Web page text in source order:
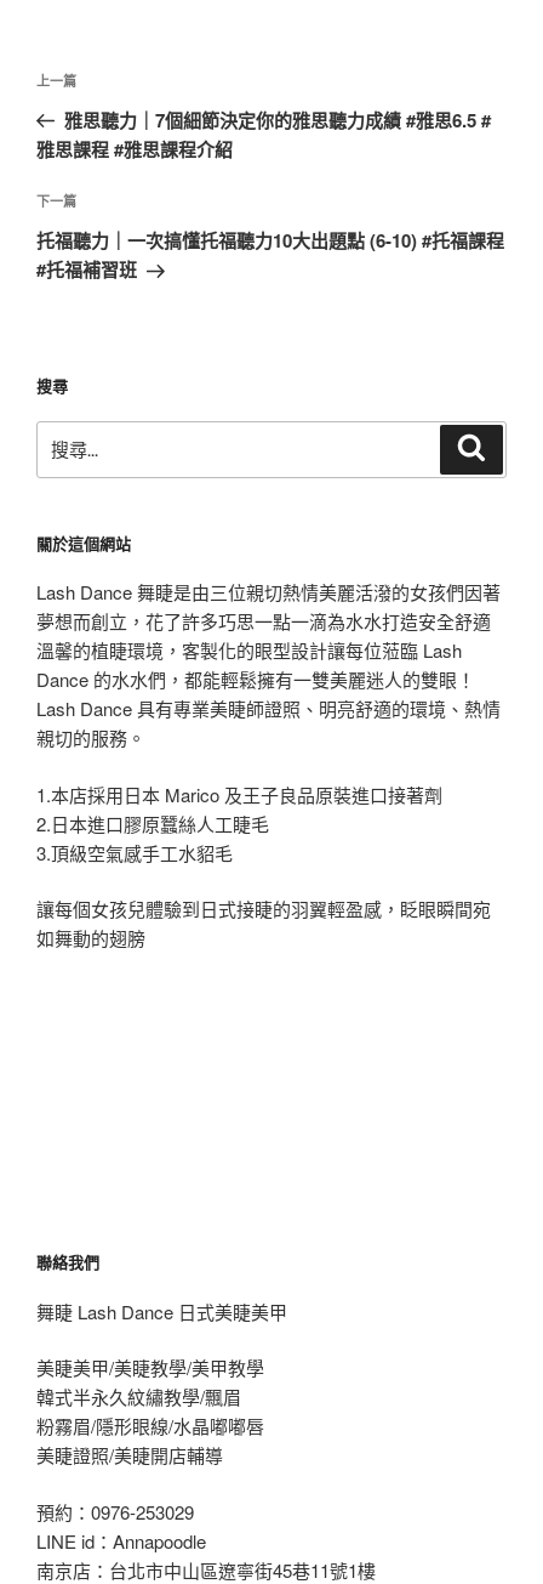
文
導
覽
上
一
篇
章
上一篇
雅思聽力｜7個細節決定你的雅思聽力成績 #雅思6.5 #
雅思課程 #雅思課程介紹
下
一
篇
下一篇
托福聽力｜一次搞懂托福聽力10大出題點 (6-10) #托福課程
#托福補習班
搜尋
尋
字:
關於這個網站
Lash Dance 舞睫是由三位親切熱情美麗活潑的女孩們因著
夢想而創立，花了許多巧思一點一滴為水水打造安全舒適
溫馨的植睫環境，客製化的眼型設計讓每位蒞臨 Lash
Dance 的水水們，都能輕鬆擁有一雙美麗迷人的雙眼！
Lash Dance 具有專業美睫師證照、明亮舒適的環境、熱情
親切的服務。
1.本店採用日本 Marico 及王子良品原裝進口接著劑
2.日本進口膠原蠶絲人工睫毛
3.頂級空氣感手工水貂毛
讓每個女孩兒體驗到日式接睫的羽翼輕盈感，眨眼瞬間宛
如舞動的翅膀
聯絡我們
舞睫 Lash Dance 日式美睫美甲
美睫美甲/美睫教學/美甲教學
韓式半永久紋繡教學/飄眉
粉霧眉/隱形眼線/水晶嘟嘟唇
美睫證照/美睫開店輔導
預約：0976-253029
LINE id：Annapoodle
南京店：台北市中山區遼寧街45巷11號1樓